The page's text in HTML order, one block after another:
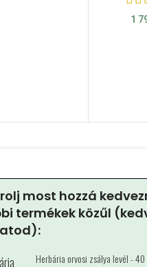
1
most hozzá
termékek közűl
Herbária orvosi zsálya levél -